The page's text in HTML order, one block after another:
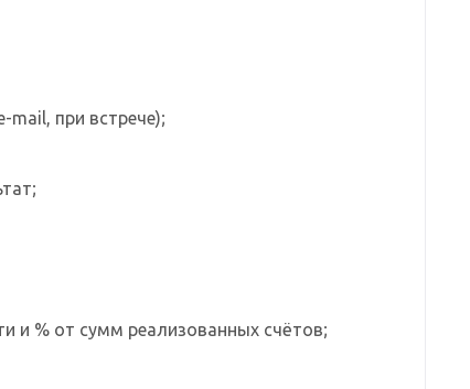
при встрече);
и % от сумм реализованных счётов;